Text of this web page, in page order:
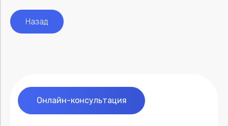
Назад
Онлайн-консультация